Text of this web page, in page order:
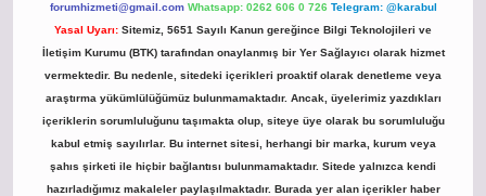
forumhizmeti@gmail.com Whatsapp: 0262 606 0 726 Telegram: @karabul
Yasal Uyarı: Sitemiz, 5651 Sayılı Kanun gereğince Bilgi Teknolojileri ve
İletişim Kurumu (BTK) tarafından onaylanmış bir Yer Sağlayıcı olarak hizmet
vermektedir. Bu nedenle, sitedeki içerikleri proaktif olarak denetleme veya
araştırma yükümlülüğümüz bulunmamaktadır. Ancak, üyelerimiz yazdıkları
içeriklerin sorumluluğunu taşımakta olup, siteye üye olarak bu sorumluluğu
kabul etmiş sayılırlar. Bu internet sitesi, herhangi bir marka, kurum veya
şahıs şirketi ile hiçbir bağlantısı bulunmamaktadır. Sitede yalnızca kendi
hazırladığımız makaleler paylaşılmaktadır. Burada yer alan içerikler haber